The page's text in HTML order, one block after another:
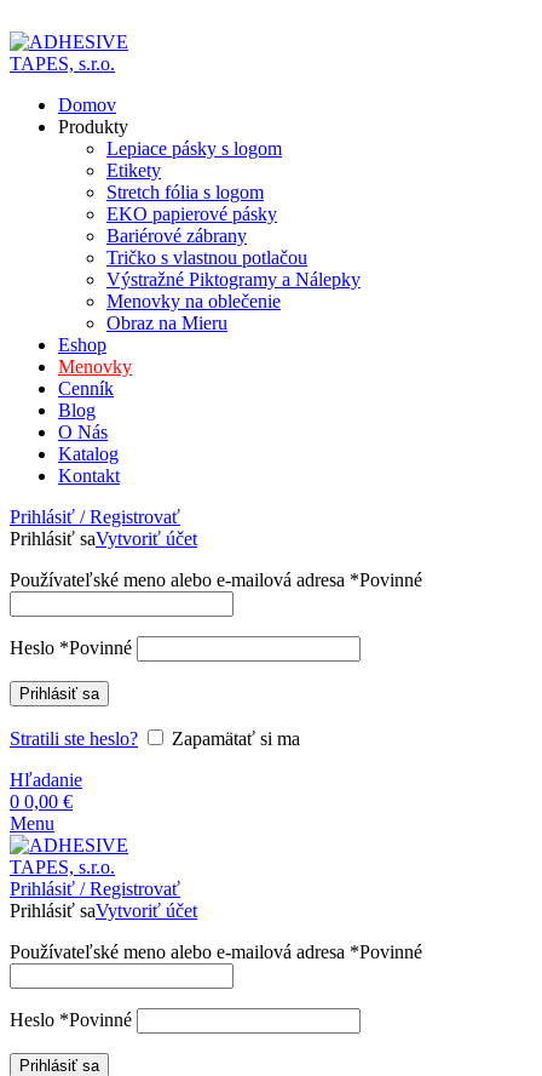
Domov
Produkty
Lepiace pásky s logom
Etikety
Stretch fólia s logom
EKO papierové pásky
Bariérové zábrany
Tričko s vlastnou potlačou
Výstražné Piktogramy a Nálepky
Menovky na oblečenie
Obraz na Mieru
Eshop
Menovky
Cenník
Blog
O Nás
Katalog
Kontakt
Prihlásiť / Registrovať
Prihlásiť saVytvoriť účet
Používateľské meno alebo e-mailová adresa *Povinné
Heslo *Povinné
Prihlásiť sa
Stratili ste heslo?
Zapamätať si ma
Hľadanie
0 0,00 €
Menu
Prihlásiť / Registrovať
Prihlásiť saVytvoriť účet
Používateľské meno alebo e-mailová adresa *Povinné
Heslo *Povinné
Prihlásiť sa